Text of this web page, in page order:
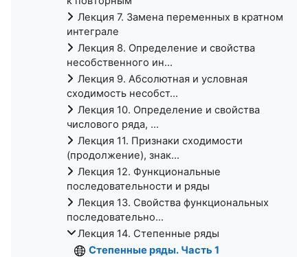
Лекция 7. Замена переменных в кратном
интеграле
Лекция 8. Определение и свойства
несобственного ин...
Лекция 9. Абсолютная и условная
сходимость несобст...
Лекция 10. Определение и свойства
числового ряда, ...
Лекция 11. Признаки сходимости
(продолжение), знак...
Лекция 12. Функциональные
последовательности и ряды
Лекция 13. Свойства функциональных
последовательно...
Лекция 14. Степенные ряды
Степенные ряды. Часть 1